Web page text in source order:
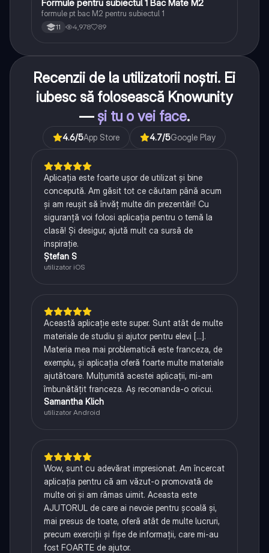
Matematică
Formule pentru subiectul 1 Bac Mate M2
formule pt bac M2 pentru subiectul 1
11 4,978 89
Recenzii de la utilizatorii noștri. Ei
iubesc să folosească Knowunity
— și tu o vei face.
4.6/5App Store 4.7/5Google Play
Aplicația este foarte ușor de utilizat și bine
concepută. Am găsit tot ce căutam până acum
și am reușit să învăț multe din prezentări! Cu
siguranță voi folosi aplicația pentru o temă la
clasă! Și desigur, ajută mult ca sursă de
inspirație.
Ștefan S
utilizator iOS
Această aplicație este super. Sunt atât de multe
materiale de studiu și ajutor pentru elevi [...].
Materia mea mai problematică este franceza, de
exemplu, și aplicația oferă foarte multe materiale
ajutătoare. Mulțumită acestei aplicații, mi-am
îmbunătățit franceza. Aș recomanda-o oricui.
Samantha Klich
utilizator Android
Wow, sunt cu adevărat impresionat. Am încercat
aplicația pentru că am văzut-o promovată de
multe ori și am rămas uimit. Aceasta este
AJUTORUL de care ai nevoie pentru școală și,
mai presus de toate, oferă atât de multe lucruri,
precum exerciții și fișe de informații, care mi-au
fost FOARTE de ajutor.